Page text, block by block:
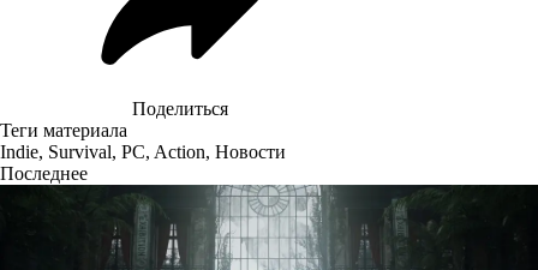
Поделиться
Теги материала
Indie, Survival, PC, Action, Новости
Последнее